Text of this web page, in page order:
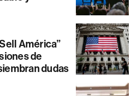
América”
de
dudas